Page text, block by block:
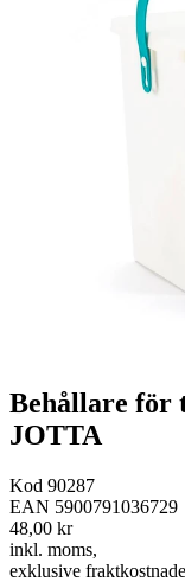
Behållare för
JOTTA
Kod 90287
EAN 5900791036729
48,00 kr
inkl. moms,
exklusive